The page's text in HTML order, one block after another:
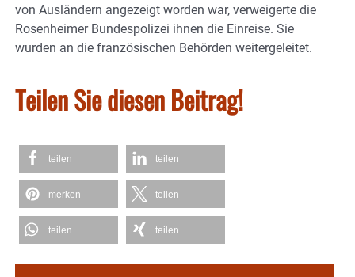
von Ausländern angezeigt worden war, verweigerte die
Rosenheimer Bundespolizei ihnen die Einreise. Sie
wurden an die französischen Behörden weitergeleitet.
Teilen Sie diesen Beitrag!
teilen teilen
merken teilen
teilen teilen